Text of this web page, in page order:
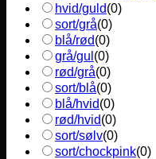
hvid/guld(0)
sort/grå(0)
blå/rød(0)
grå/gul (0)
rød/grå(0)
sort/blå(0)
blå/hvid(0)
rød/hvid(0)
sort/sølv(0)
sort/chockpink(0)